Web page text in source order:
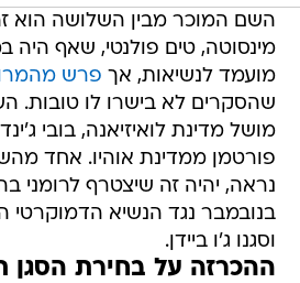
השם המוכר מבין השלושה הוא
מינסוטה, טים פולנטי, שאף
מועמד לנשיאות, אך פרש
שהסקרים לא בישרו לו טובות.
מושל מדינת לואיזיאנה, בובי
פורטמן ממדינת אוהיו. אחד
בנובמבר נגד הנשיא הדמוקרטי
וסגנו ג'ו ביידן.
ההכרזה על בחירת הסגן